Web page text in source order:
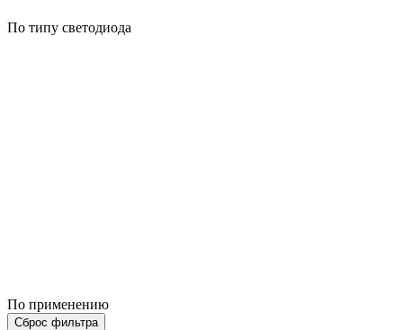
По типу светодиода
По применению
Сброс фильтра